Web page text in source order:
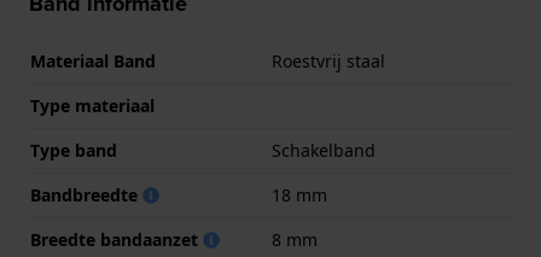
Materiaal Band
Roestvrij staal
Type materiaal
Type band
Schakelband
Bandbreedte
18 mm
Breedte bandaanzet
8 mm